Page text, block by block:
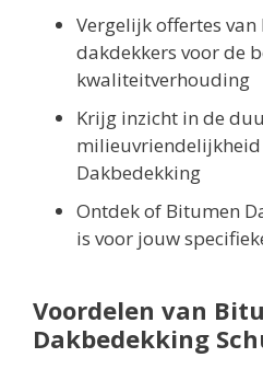
Vergelijk offertes
dakdekkers voor de
kwaliteitverhouding
Krijg inzicht in de
Dakbedekking
Ontdek of Bitumen
is voor jouw
Voordelen van
Dakbedekking